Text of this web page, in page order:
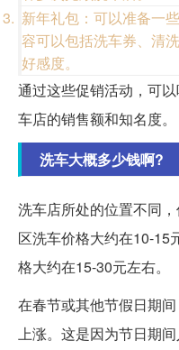
新年礼包：可以准备一
容可以包括洗车券、清
好感度。
通过这些促销活动，可
车店的销售额和知名度。
洗车大概多少钱啊?
洗车店所处的位置不同
区洗车价格大约在10-15
格大约在15-30元左右。
在春节或其他节假日期
上涨。这是因为节日期